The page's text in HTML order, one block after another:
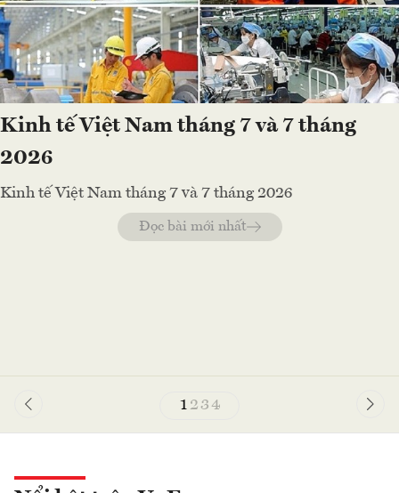
Kinh tế Việt Nam tháng 7 và 7 tháng
2026
Kinh tế Việt Nam tháng 7 và 7 tháng 2026
Đọc bài mới nhất
1 23 4